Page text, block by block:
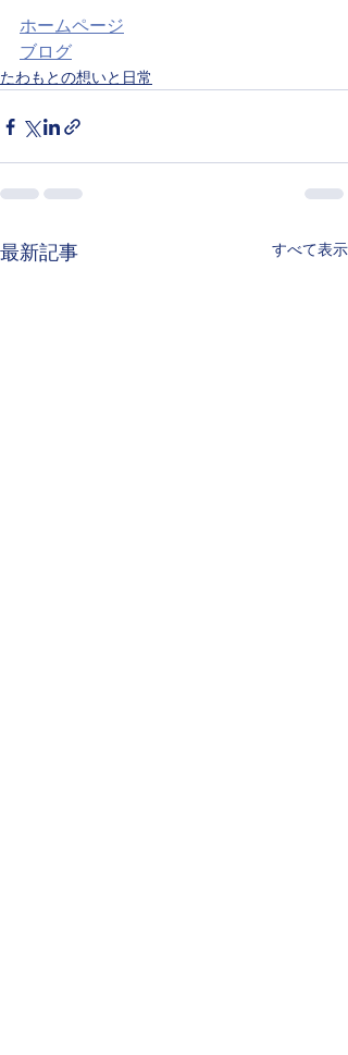
ホームページ
ブログ
たわもとの想いと日常
最新記事 すべて表示